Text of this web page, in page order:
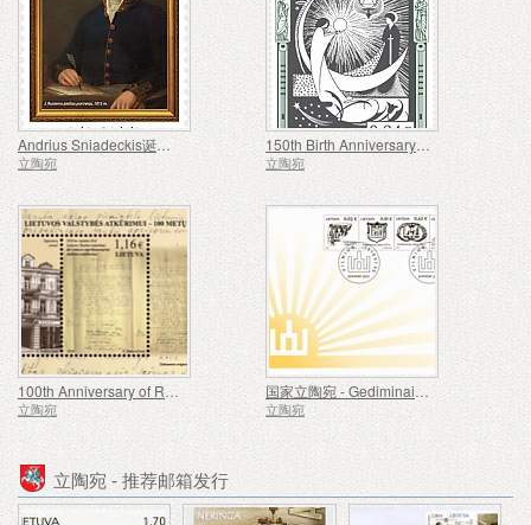
Andrius Sniadeckis诞辰250周年
立陶宛
150th Birth Anniversary of Vydunas
立陶宛
100th Anniversary of Restoration of Lithuanian State
立陶宛
国家立陶宛 - Gediminaiciai列的符号
立陶宛
立陶宛 - 推荐邮箱发行